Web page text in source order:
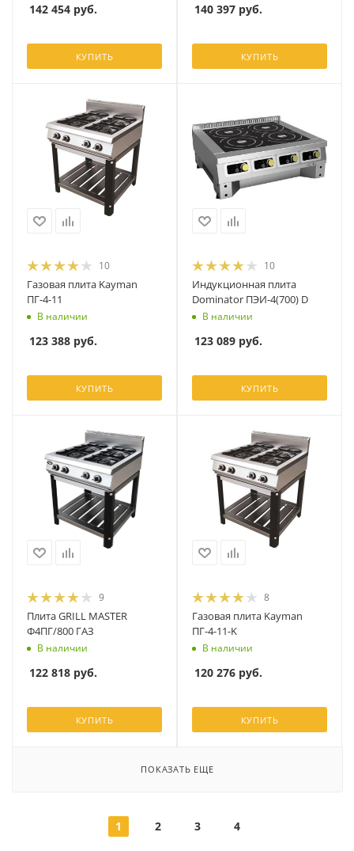
142 454 руб.
КУПИТЬ
140 397 руб.
КУПИТЬ
10
Газовая плита Kayman
ПГ-4-11
В наличии
123 388 руб.
КУПИТЬ
10
Индукционная плита
Dominator ПЭИ-4(700) D
В наличии
123 089 руб.
КУПИТЬ
9
Плита GRILL MASTER
Ф4ПГ/800 ГАЗ
В наличии
122 818 руб.
КУПИТЬ
8
Газовая плита Kayman
ПГ-4-11-K
В наличии
120 276 руб.
КУПИТЬ
ПОКАЗАТЬ ЕЩЕ
1 2 3 4